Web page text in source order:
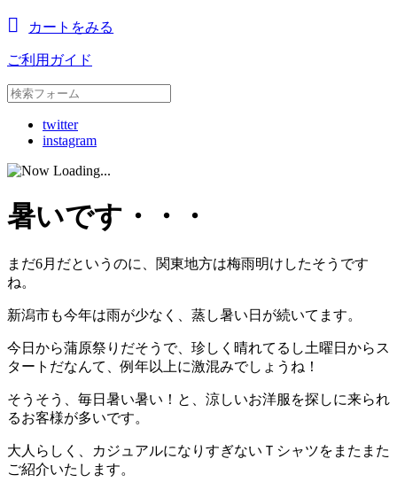
カートをみる
ご利用ガイド
twitter
instagram
暑いです・・・
まだ6月だというのに、関東地方は梅雨明けしたそうです
ね。
新潟市も今年は雨が少なく、蒸し暑い日が続いてます。
今日から蒲原祭りだそうで、珍しく晴れてるし土曜日からス
タートだなんて、例年以上に激混みでしょうね！
そうそう、毎日暑い暑い！と、涼しいお洋服を探しに来られ
るお客様が多いです。
大人らしく、カジュアルになりすぎないＴシャツをまたまた
ご紹介いたします。